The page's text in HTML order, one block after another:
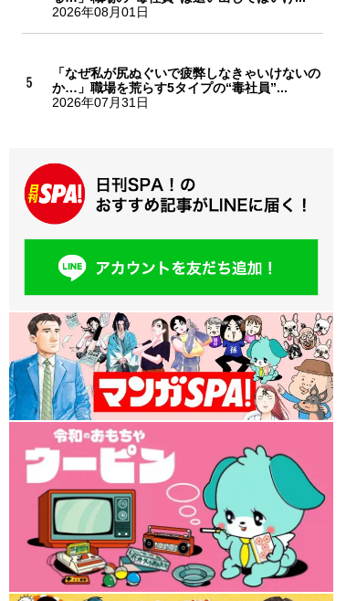
2026年08月01日
「なぜ私が尻ぬぐいで疲弊しなきゃいけないの
か…」職場を荒らす5タイプの“毒社員”...
2026年07月31日